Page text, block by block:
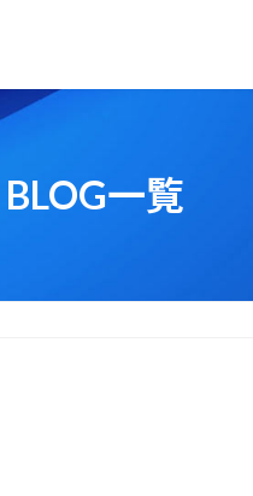
BLOG一覧